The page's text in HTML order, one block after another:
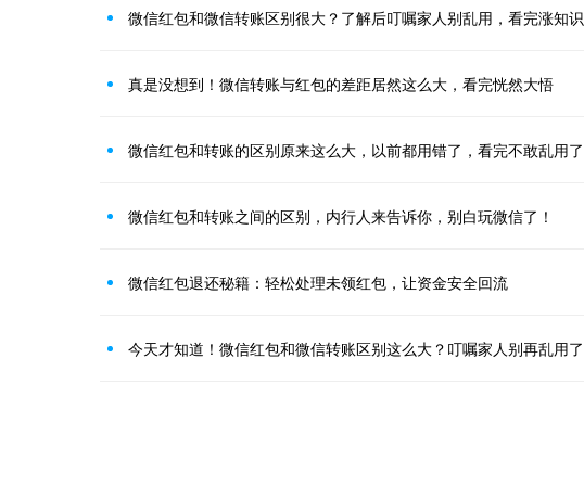
微信红包和微信转账区别很大？了解后叮嘱家人别乱用，看完涨知识
真是没想到！微信转账与红包的差距居然这么大，看完恍然大悟
微信红包和转账的区别原来这么大，以前都用错了，看完不敢乱用了
微信红包和转账之间的区别，内行人来告诉你，别白玩微信了！
微信红包退还秘籍：轻松处理未领红包，让资金安全回流
今天才知道！微信红包和微信转账区别这么大？叮嘱家人别再乱用了